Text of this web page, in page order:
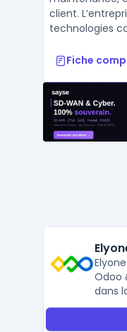
client.
technologies
Fiche
Odoo
dans
des